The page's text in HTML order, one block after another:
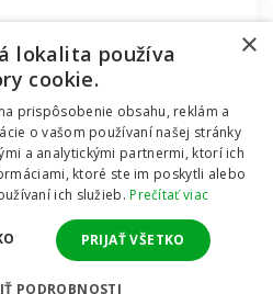
a.s. Už 12 rokov vám
za okná a dvere.Všetky
CMS
okien?
chatky
×
lokalita používa
cookie.
prispôsobenie obsahu, reklám a
o vašom používaní našej stránky
a analytickými partnermi, ktorí ich
ktoré ste im poskytli alebo
ich služieb.Prečítať viac
PRIJAŤ VŠETKO
PODROBNOSTI